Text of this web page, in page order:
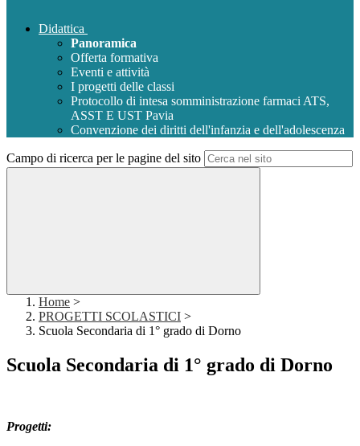
Didattica
Panoramica
Offerta formativa
Eventi e attività
I progetti delle classi
Protocollo di intesa somministrazione farmaci ATS,
ASST E UST Pavia
Convenzione dei diritti dell'infanzia e dell'adolescenza
Campo di ricerca per le pagine del sito
Home >
PROGETTI SCOLASTICI >
Scuola Secondaria di 1° grado di Dorno
Scuola Secondaria di 1° grado di Dorno
Progetti: